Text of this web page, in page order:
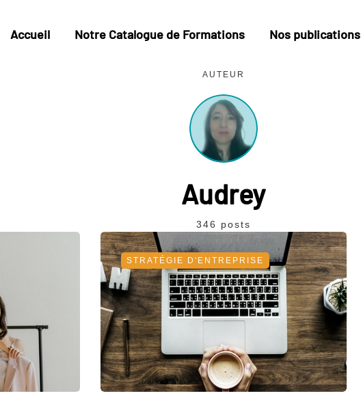
Accueil Notre Catalogue de Formations Nos publications
AUTEUR
Audrey
346 posts
STRATÉGIE D'ENTREPRISE